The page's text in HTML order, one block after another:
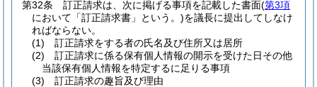
第32条
訂正請求は、次に掲げる事項を記載した書面(第3項
において「訂正請求書」という。)を議長に提出してしなけ
ればならない。
(1)
訂正請求をする者の氏名及び住所又は居所
(2)
訂正請求に係る保有個人情報の開示を受けた日その他
当該保有個人情報を特定するに足りる事項
(3)
訂正請求の趣旨及び理由